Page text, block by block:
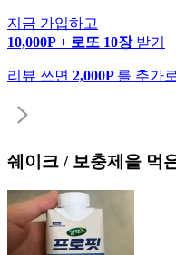
지금 가입하고
10,000P + 로또 10장 받기
리뷰 쓰면 2,000P 를 추가
쉐이크 / 보충제 을 먹